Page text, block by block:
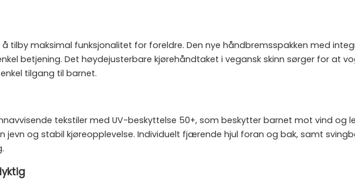
å tilby maksimal funksjonalitet for foreldre. Den nye håndbremsspakken med
betjening. Det høydejusterbare kjørehåndtaket i vegansk skinn sørger for at
tilgang til barnet.
tekstiler med UV-beskyttelse 50+, som beskytter barnet mot vind og
jevn og stabil kjøreopplevelse. Individuelt fjærende hjul foran og bak, samt